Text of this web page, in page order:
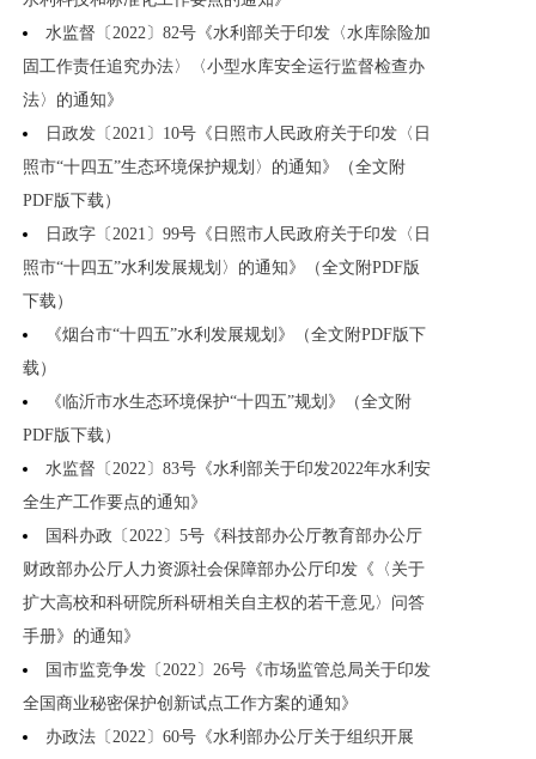
水监督〔2022〕82号《水利部关于印发〈水库除险加
固工作责任追究办法〉〈小型水库安全运行监督检查办
法〉的通知》
日政发〔2021〕10号《日照市人民政府关于印发〈日
照市“十四五”生态环境保护规划〉的通知》（全文附
PDF版下载）
日政字〔2021〕99号《日照市人民政府关于印发〈日
照市“十四五”水利发展规划〉的通知》（全文附PDF版
下载）
《烟台市“十四五”水利发展规划》（全文附PDF版下
载）
《临沂市水生态环境保护“十四五”规划》（全文附
PDF版下载）
水监督〔2022〕83号《水利部关于印发2022年水利安
全生产工作要点的通知》
国科办政〔2022〕5号《科技部办公厅教育部办公厅
财政部办公厅人力资源社会保障部办公厅印发《〈关于
扩大高校和科研院所科研相关自主权的若干意见〉问答
手册》的通知》
国市监竞争发〔2022〕26号《市场监管总局关于印发
全国商业秘密保护创新试点工作方案的通知》
办政法〔2022〕60号《水利部办公厅关于组织开展